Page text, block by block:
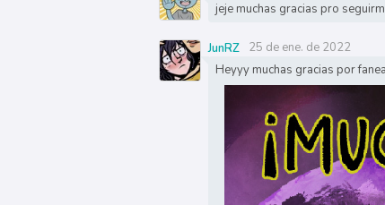
jeje muchas gracias pro
JunRZ 25 de ene. de 2022
Heyyy muchas gracias por